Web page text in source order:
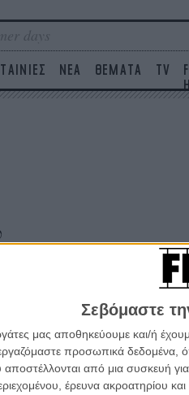
Σεβόμαστε
μας αποθηκεύουμε και/ή
προσωπικά δεδομένα,
από μια συσκευή για
έρευνα ακροατηρίου
days
ΤΑΙΝΙΕΣ ΝΕΑ ΘΕΜΑΤΑ TV
ΤΑΙΝΙΕΣ